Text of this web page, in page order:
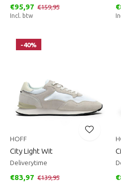
€95,97 €159,95
Incl. btw
-40%
HOFF
City Light Wit
Deliverytime
€83,97 €139,95